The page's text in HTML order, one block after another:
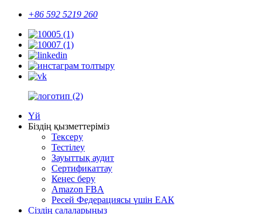
+86 592 5219 260
Үй
Біздің қызметтеріміз
Тексеру
Тестілеу
Зауыттық аудит
Сертификаттау
Кеңес беру
Amazon FBA
Ресей Федерациясы үшін ЕАК
Сіздің салаларыңыз